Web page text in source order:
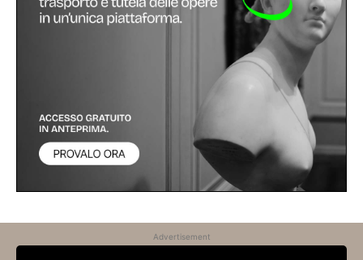
Advertisement